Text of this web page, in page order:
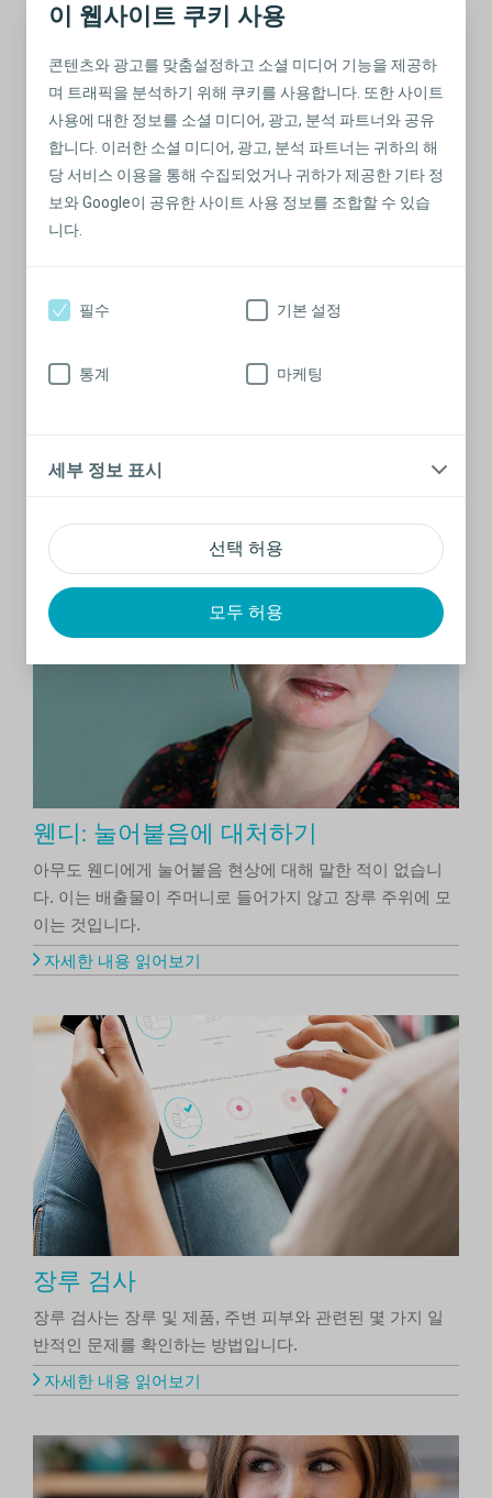
이 웹사이트 쿠키 사용
콘텐츠와 광고를 맞춤설정하고 소셜 미디어 기능을 제공하
며 트래픽을 분석하기 위해 쿠키를 사용합니다. 또한 사이트
사용에 대한 정보를 소셜 미디어, 광고, 분석 파트너와 공유
합니다. 이러한 소셜 미디어, 광고, 분석 파트너는 귀하의 해
당 서비스 이용을 통해 수집되었거나 귀하가 제공한 기타 정
보와 Google이 공유한 사이트 사용 정보를 조합할 수 있습
니다.
선택 허용
모두 허용
필수 기본 설정
통계 마케팅
세부 정보 표시
장루의 변화
장루의 형태나 크기가 변하는 것을 경험하고 계십니까?
자세한 내용 읽어보기
에 대한 몇 가지 팁.
웬디: 눌어붙음에 대처하기
아무도 웬디에게 눌어붙음 현상에 대해 말한 적이 없습니
다. 이는 배출물이 주머니로 들어가지 않고 장루 주위에 모
이는 것입니다.
자세한 내용 읽어보기
장루 검사
장루 검사는 장루 및 제품, 주변 피부와 관련된 몇 가지 일
반적인 문제를 확인하는 방법입니다.
자세한 내용 읽어보기